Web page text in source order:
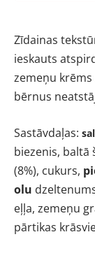
Zīdainas
ieskauts
zemeņu krēms
bērnus
Sastāvdaļas:
biezenis, baltā
(8%), cukurs,
olu
eļļa, zemeņu
pārtikas